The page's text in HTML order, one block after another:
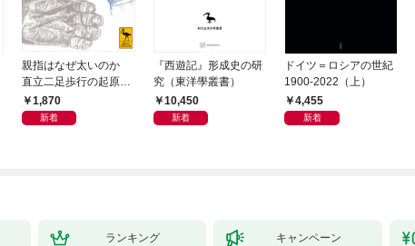
親指はなぜ太いのか
直立二足歩行の起原に
迫る1,870
新着
『西遊記』形成史の研
究（東洋學叢書）
10,450
新着
ドイツ＝ロシアの世紀
1900-2022（上）
4,455
新着
ランキング キャンペーン